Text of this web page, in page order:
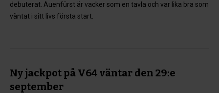
debuterat. Auenfürst är vacker som en tavla och var lika bra som
väntat i sitt livs första start.
Ny jackpot på V64 väntar den 29:e
september